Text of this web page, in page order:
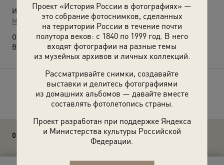
Проект «История России в фотографиях» —
это собрание фотоснимков, сделанных
на территории России в течение почти
полутора веков: с 1840 по 1999 год. В него
входят фотографии на разные темы
из музейных архивов и личных коллекций.
Рассматривайте снимки, создавайте
выставки и делитесь фотографиями
из домашних альбомов — давайте вместе
составлять фотолетопись страны.
Проект разработан при поддержке Яндекса
и Министерства культуры Российской
Федерации.
Источники:
МАММ / МДФ
О фотографии:
Выставка
«Главные часы государства»с этой фотографией.
Расскажите друзьям об этом фото
0 комментариев